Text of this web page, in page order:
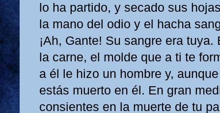
lo ha partido, y secado sus
la mano del odio y el hacha
¡Ah, Gante! Su sangre era
la carne, el molde que a ti te
a él le hizo un hombre y,
estás muerto en él. En gran
consientes en la muerte de tu